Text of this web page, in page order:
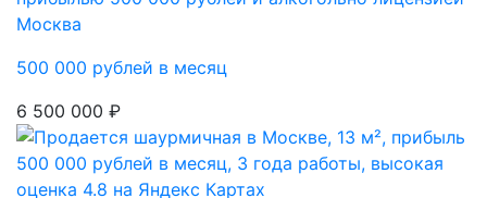
Москва
500 000 рублей в месяц
6 500 000 ₽